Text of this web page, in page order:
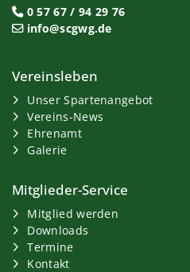
0 57 67 / 94 29 76
info@scgwg.de
Vereinsleben
Unser Spartenangebot
Vereins-News
Ehrenamt
Galerie
Mitglieder-Service
Mitglied werden
Downloads
Termine
Kontakt